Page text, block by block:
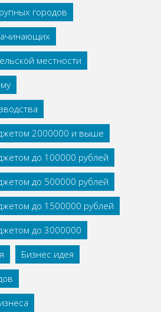
городов
местности
2000000 и выше
до 100000 рублей
до 500000 рублей
до 1500000 рублей
до 3000000
Бизнес идея